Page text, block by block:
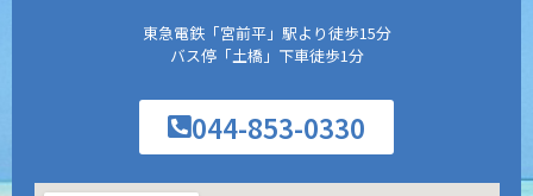
東急電鉄「宮前平」駅より徒歩15分
バス停「土橋」下車徒歩1分
044-853-0330